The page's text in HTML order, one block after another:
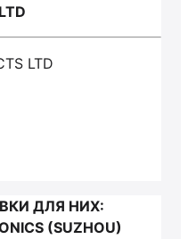
LTD
ДЛЯ НИХ:
(SUZHOU)